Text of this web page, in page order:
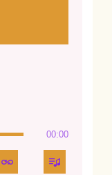
00:00